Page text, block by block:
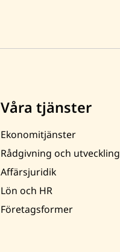
Våra tjänster
Ekonomitjänster
Rådgivning och utveckling
Affärsjuridik
Lön och HR
Företagsformer